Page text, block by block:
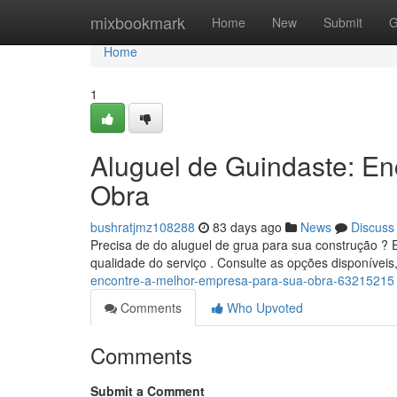
mixbookmark Home New Submit
Home
Home
1
Aluguel de Guindaste:
Obra
bushratjmz108288 83 days ago News
Discuss
Precisa de do aluguel de grua para sua construção
qualidade do serviço . Consulte as opções
encontre-a-melhor-empresa-para-sua-obra-63215215
Comments
Who Upvoted
Comments
Submit a Comment